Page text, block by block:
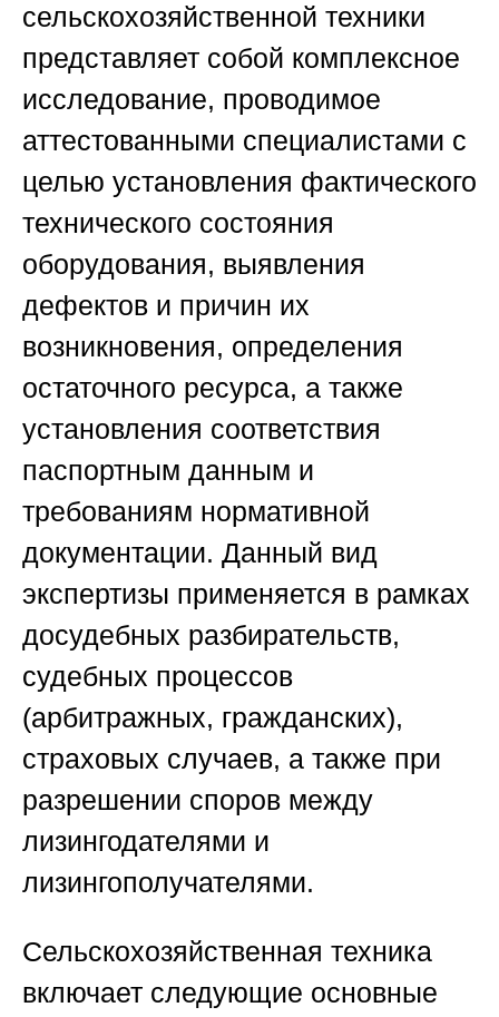
сельскохозяйственной техники
представляет собой комплексное
исследование, проводимое
аттестованными специалистами с
целью установления фактического
технического состояния
оборудования, выявления
дефектов и причин их
возникновения, определения
остаточного ресурса, а также
установления соответствия
паспортным данным и
требованиям нормативной
документации. Данный вид
экспертизы применяется в рамках
досудебных разбирательств,
судебных процессов
(арбитражных, гражданских),
страховых случаев, а также при
разрешении споров между
лизингодателями и
лизингополучателями.
Сельскохозяйственная техника
включает следующие основные